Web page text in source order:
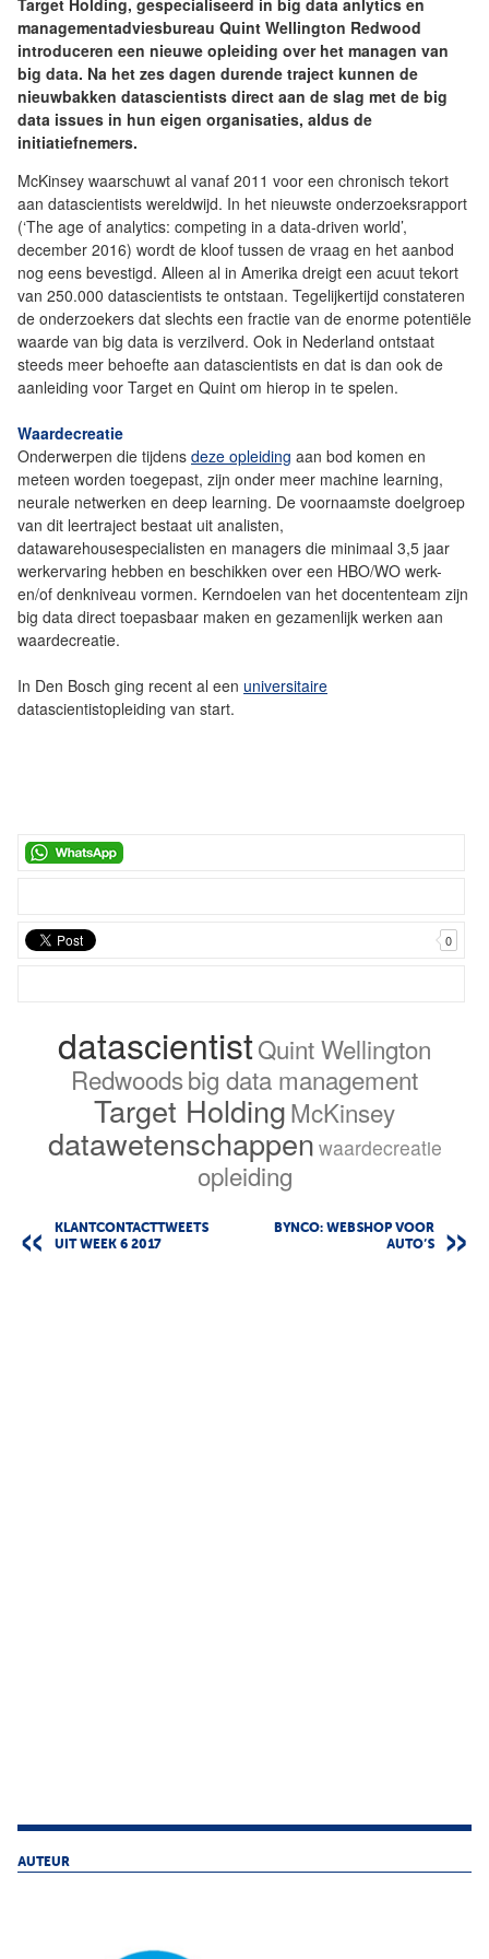
Target Holding, gespecialiseerd in big data anlytics en
managementadviesbureau Quint Wellington Redwood
introduceren een nieuwe opleiding over het managen van
big data. Na het zes dagen durende traject kunnen de
nieuwbakken datascientists direct aan de slag met de big
data issues in hun eigen organisaties, aldus de
initiatiefnemers.
McKinsey waarschuwt al vanaf 2011 voor een chronisch tekort
aan datascientists wereldwijd. In het nieuwste onderzoeksrapport
(‘The age of analytics: competing in a data-driven world’,
december 2016) wordt de kloof tussen de vraag en het aanbod
nog eens bevestigd. Alleen al in Amerika dreigt een acuut tekort
van 250.000 datascientists te ontstaan. Tegelijkertijd constateren
de onderzoekers dat slechts een fractie van de enorme potentiële
waarde van big data is verzilverd. Ook in Nederland ontstaat
steeds meer behoefte aan datascientists en dat is dan ook de
aanleiding voor Target en Quint om hierop in te spelen.
Waardecreatie
Onderwerpen die tijdens deze opleiding aan bod komen en
meteen worden toegepast, zijn onder meer machine learning,
neurale netwerken en deep learning. De voornaamste doelgroep
van dit leertraject bestaat uit analisten,
datawarehousespecialisten en managers die minimaal 3,5 jaar
werkervaring hebben en beschikken over een HBO/WO werk-
en/of denkniveau vormen. Kerndoelen van het docententeam zijn
big data direct toepasbaar maken en gezamenlijk werken aan
waardecreatie.
In Den Bosch ging recent al een universitaire
datascientistopleiding van start.
0
datascientistQuint Wellington
Redwoodsbig data management
Target HoldingMcKinsey
datawetenschappen waardecreatie
opleiding
KLANTCONTACTTWEETS
UIT WEEK 6 2017
BYNCO: WEBSHOP VOOR
AUTO’S
AUTEUR